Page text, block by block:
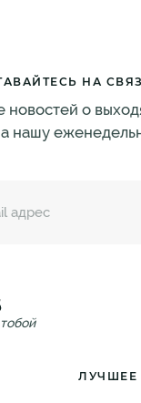
НА
новостей о
нашу
ЛУЧШЕЕ